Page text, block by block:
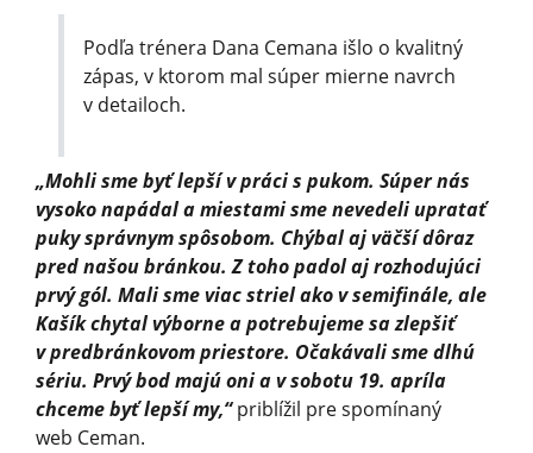
Podľa trénera Dana Cemana išlo o kvalitný
zápas, v ktorom mal súper mierne navrch
v detailoch.
„Mohli sme byť lepší v práci s pukom. Súper nás
vysoko napádal a miestami sme nevedeli upratať
puky správnym spôsobom. Chýbal aj väčší dôraz
pred našou bránkou. Z toho padol aj rozhodujúci
prvý gól. Mali sme viac striel ako v semifinále, ale
Kašík chytal výborne a potrebujeme sa zlepšiť
v predbránkovom priestore. Očakávali sme dlhú
sériu. Prvý bod majú oni a v sobotu 19. apríla
chceme byť lepší my,“priblížil pre spomínaný
web Ceman.